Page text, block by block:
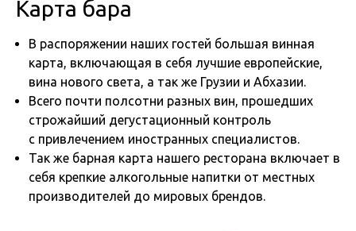
Карта бара
В распоряжении наших гостей большая винная
карта, включающая в себя лучшие европейские,
вина нового света, а так же Грузии и Абхазии.
Всего почти полсотни разных вин, прошедших
строжайший дегустационный контроль
с привлечением иностранных специалистов.
Так же барная карта нашего ресторана включает в
себя крепкие алкогольные напитки от местных
производителей до мировых брендов.